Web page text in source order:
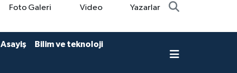
Foto Galeri Video Yazarlar
Asayiş Bilim ve teknoloji